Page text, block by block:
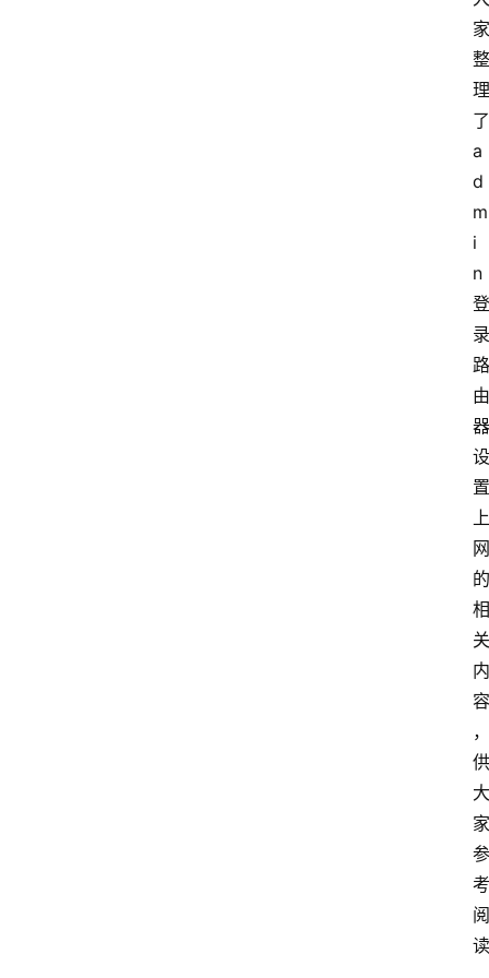
家
整
理
了
a
d
m
i
n
登
录
路
由
器
设
置
上
网
的
相
关
内
容
，
供
大
家
参
考
阅
读